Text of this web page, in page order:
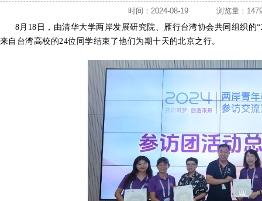
时间：2024-08-19 浏览量
8月18日，由清华大学两岸发展研究院、雁行台湾协会共同组织的
来自台湾高校的24位同学结束了他们为期十天的北京之行。